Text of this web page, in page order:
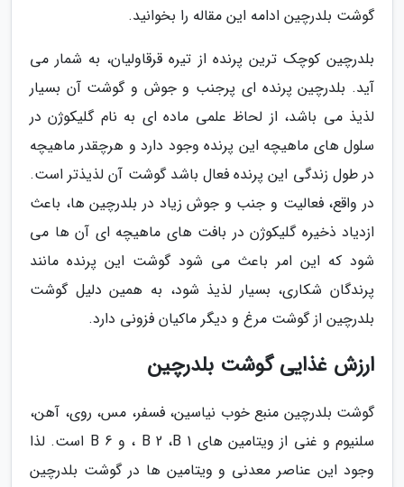
گوشت بلدرچین ادامه این مقاله را بخوانید.
بلدرچین کوچک ترین پرنده از تیره قرقاولیان، به شمار می
آید. بلدرچین پرنده ای پرجنب و جوش و گوشت آن بسیار
لذیذ می باشد، از لحاظ علمی ماده ای به نام گلیکوژن در
سلول های ماهیچه این پرنده وجود دارد و هرچقدر ماهیچه
در طول زندگی این پرنده فعال باشد گوشت آن لذیذتر است.
در واقع، فعالیت و جنب و جوش زیاد در بلدرچین ها، باعث
ازدیاد ذخیره گلیکوژن در بافت های ماهیچه ای آن ها می
شود که این امر باعث می شود گوشت این پرنده مانند
پرندگان شکاری، بسیار لذیذ شود، به همین دلیل گوشت
بلدرچین از گوشت مرغ و دیگر ماکیان فزونی دارد.
ارزش غذایی گوشت بلدرچین
گوشت بلدرچین منبع خوب نیاسین، فسفر، مس، روی، آهن،
سلنیوم و غنی از ویتامین های 1 B 2 ،B ، و 6 B است. لذا
وجود این عناصر معدنی و ویتامین ها در گوشت بلدرچین